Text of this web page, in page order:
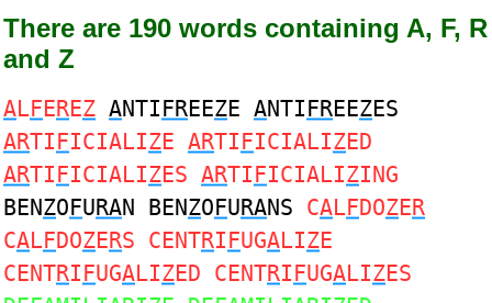
There are 190 words containing A, F, R
and Z
ALFEREZ ANTIFREEZE ANTIFREEZES
ARTIFICIALIZE ARTIFICIALIZED
ARTIFICIALIZES ARTIFICIALIZING
BENZOFURAN BENZOFURANS CALFDOZER
CALFDOZERS CENTRIFUGALIZE
CENTRIFUGALIZED CENTRIFUGALIZES